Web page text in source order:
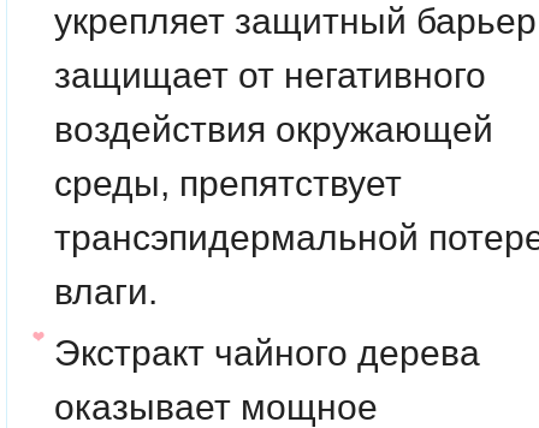
укрепляет защитный
защищает от негативного
воздействия окружающей
среды, препятствует
трансэпидермальной
влаги.
Экстракт чайного дерева
оказывает мощное